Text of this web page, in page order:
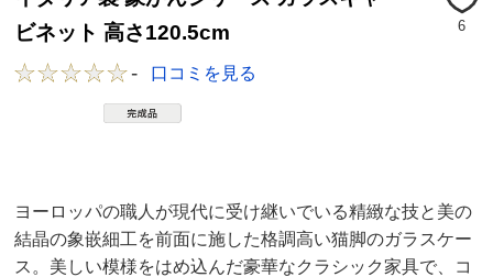
ビネット 高さ120.5cm
6
- 口コミを見る
ヨーロッパの職人が現代に受け継いでいる精緻な技と美の
結晶の象嵌細工を前面に施した格調高い猫脚のガラスケー
ス。美しい模様をはめ込んだ豪華なクラシック家具で、コ